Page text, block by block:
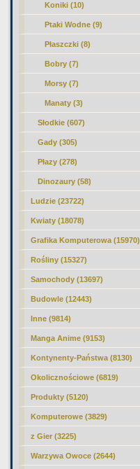
Koniki (10)
Ptaki Wodne (9)
Płaszczki (8)
Bobry (7)
Morsy (7)
Manaty (3)
Słodkie (607)
Gady (305)
Płazy (278)
Dinozaury (58)
Ludzie (23722)
Kwiaty (18078)
Grafika Komputerowa (15970)
Rośliny (15327)
Samochody (13697)
Budowle (12443)
Inne (9814)
Manga Anime (9153)
Kontynenty-Państwa (8130)
Okolicznościowe (6819)
Produkty (5120)
Komputerowe (3829)
z Gier (3225)
Warzywa Owoce (2644)